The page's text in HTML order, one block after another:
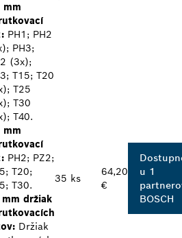
mm
PH1; PH2
PH3;
(3x);
T15; T20
T25
T30
T40.
mm
PH2; PZ2;
T20;
T30.
mm držiak
Držiak
35 ks
64,20
€
u 1
BOSCH